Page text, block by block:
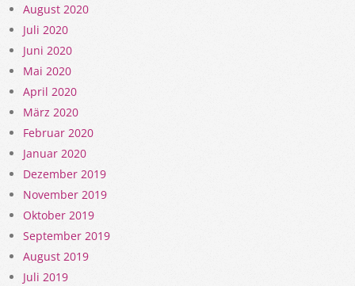
August 2020
Juli 2020
Juni 2020
Mai 2020
April 2020
März 2020
Februar 2020
Januar 2020
Dezember 2019
November 2019
Oktober 2019
September 2019
August 2019
Juli 2019